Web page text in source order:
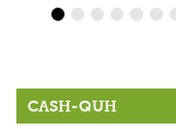
CASH-QUH